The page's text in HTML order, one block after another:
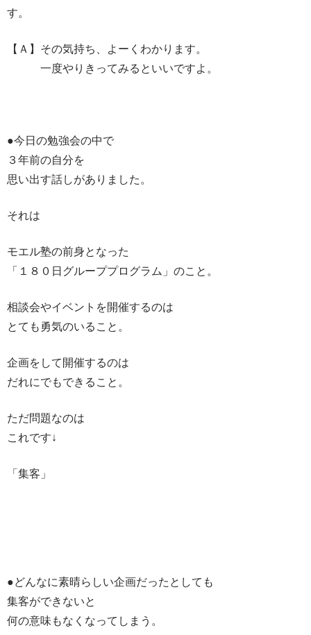
す。
【Ａ】その気持ち、よーくわかります。
一度やりきってみるといいですよ。
●今日の勉強会の中で
３年前の自分を
思い出す話しがありました。
それは
モエル塾の前身となった
「１８０日グループプログラム」のこと。
相談会やイベントを開催するのは
とても勇気のいること。
企画をして開催するのは
だれにでもできること。
ただ問題なのは
これです↓
「集客」
●どんなに素晴らしい企画だったとしても
集客ができないと
何の意味もなくなってしまう。